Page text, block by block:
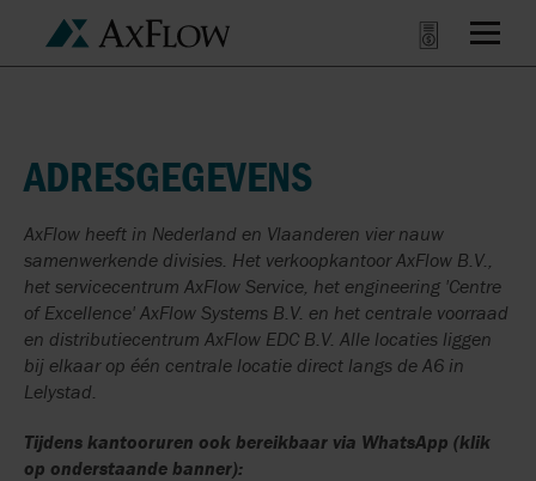
ADRESGEGEVENS
AxFlow heeft in Nederland en Vlaanderen vier nauw
samenwerkende divisies. Het verkoopkantoor AxFlow B.V.,
het servicecentrum AxFlow Service, het engineering 'Centre
of Excellence' AxFlow Systems B.V. en het centrale voorraad
en distributiecentrum AxFlow EDC B.V. Alle locaties liggen
bij elkaar op één centrale locatie direct langs de A6 in
Lelystad.
Tijdens kantooruren ook bereikbaar via WhatsApp (klik
op onderstaande banner):